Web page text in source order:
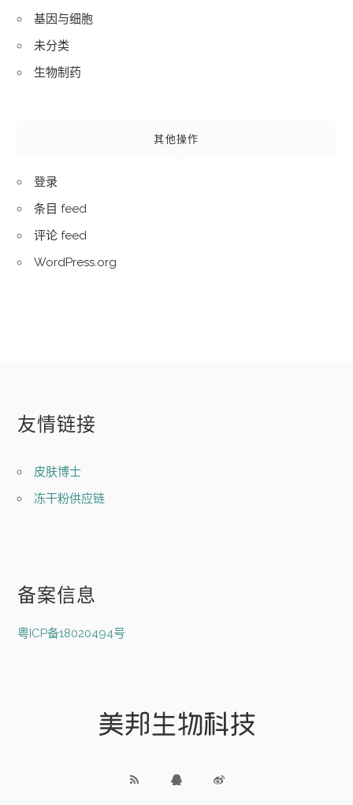
基因与细胞
未分类
生物制药
其他操作
登录
条目 feed
评论 feed
WordPress.org
友情链接
皮肤博士
冻干粉供应链
备案信息
粤ICP备18020494号